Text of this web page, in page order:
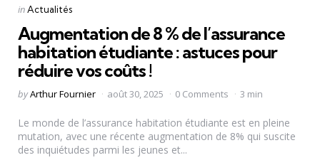
Categories
Posted
inActualités
Augmentation de 8 % de l’assurance
habitation étudiante : astuces pour
réduire vos coûts !
Posted
byArthur Fournier août 30, 2025 0 Comments 3 min
Le monde de l’assurance habitation étudiante est en pleine
mutation, avec une récente augmentation de 8% qui suscite
des inquiétudes parmi les jeunes et...